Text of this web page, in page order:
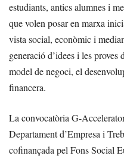
estudiants, antics alumnes i
que volen posar en marxa
vista social, econòmic i
generació d’idees i les
model de negoci, el
financera.
La convocatòria G-
Departament d’Empresa i
cofinançada pel Fons Social